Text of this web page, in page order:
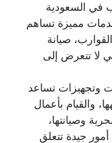
في السعودية
مميزة تساهم
صيانة
لا تتعرض إلى
وتجهيزات تساعد
والقيام بأعمال
وصيانتها،
أمور جيدة تتعلق